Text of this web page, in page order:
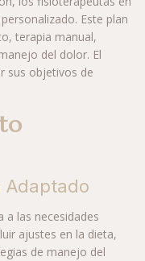
Este plan
terapia manual,
del dolor. El
sus objetivos de
Adaptado
a las necesidades
ajustes en la dieta,
de manejo del